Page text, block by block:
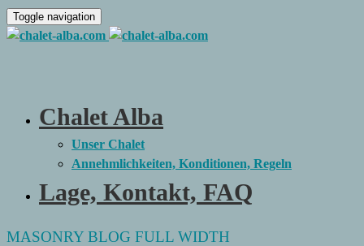
Toggle navigation
Chalet Alba
Unser Chalet
Annehmlichkeiten, Konditionen, Regeln
Lage, Kontakt, FAQ
MASONRY BLOG FULL WIDTH